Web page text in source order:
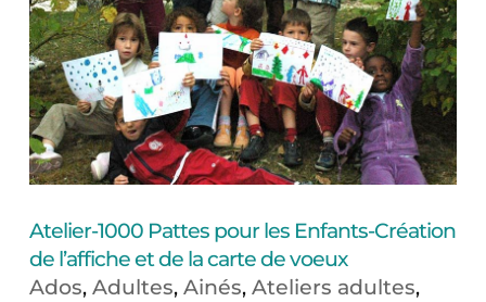
Atelier-1000 Pattes pour les Enfants-Création
de l’affiche et de la carte de voeux
Ados, Adultes, Ainés, Ateliers adultes,